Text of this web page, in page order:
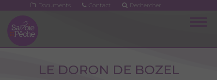
contenu
principal
Documents Contact Rechercher
LE DORON DE BOZEL